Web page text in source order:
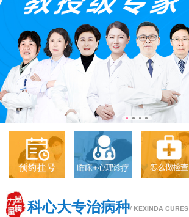
科心大专治病种/ KEXINDA CURES